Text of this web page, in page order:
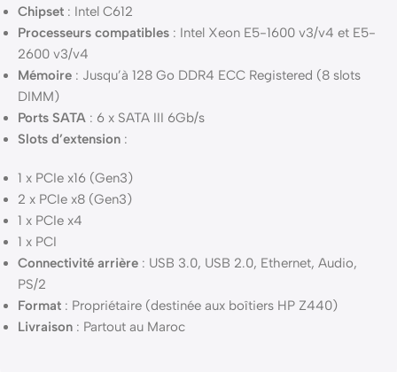
Chipset : Intel C612
Processeurs compatibles : Intel Xeon E5-1600 v3/v4 et E5-
2600 v3/v4
Mémoire : Jusqu’à 128 Go DDR4 ECC Registered (8 slots
DIMM)
Ports SATA : 6 x SATA III 6Gb/s
Slots d’extension :
1 x PCIe x16 (Gen3)
2 x PCIe x8 (Gen3)
1 x PCIe x4
1 x PCI
Connectivité arrière : USB 3.0, USB 2.0, Ethernet, Audio,
PS/2
Format : Propriétaire (destinée aux boîtiers HP Z440)
Livraison : Partout au Maroc